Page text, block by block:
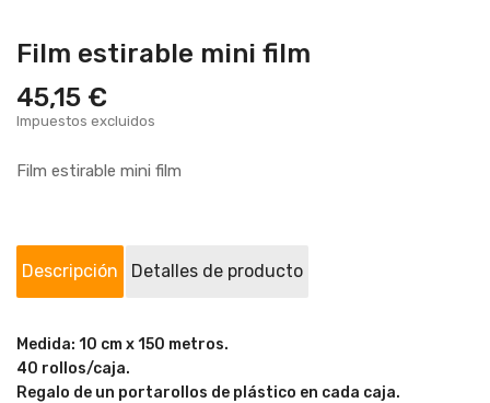
Film estirable mini film
45,15 €
Impuestos excluidos
Film estirable mini film
Descripción Detalles de producto
Medida: 10 cm x 150 metros.
40 rollos/caja.
Regalo de un portarollos de plástico en cada caja.